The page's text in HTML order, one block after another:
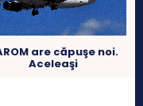
are căpuşe noi.
Aceleaşi